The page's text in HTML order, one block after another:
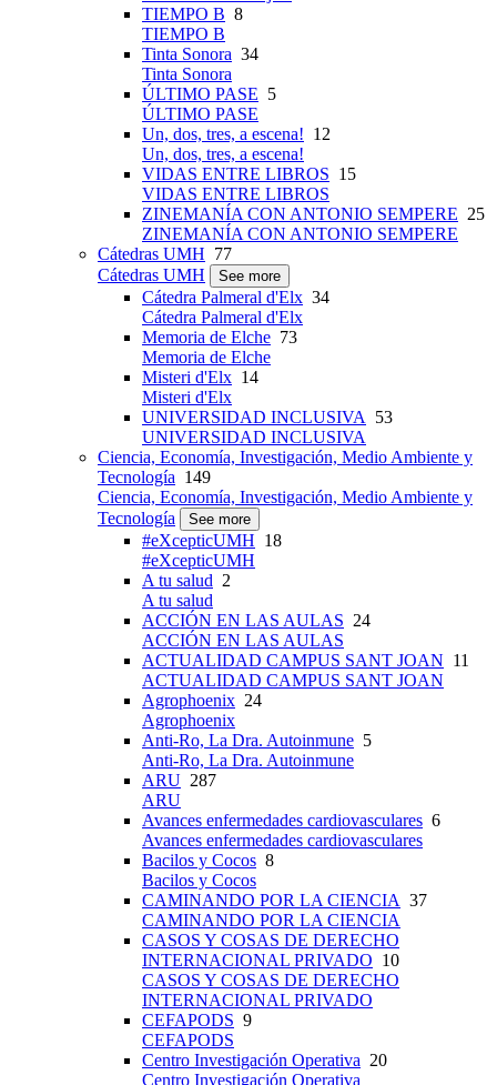
TIEMPO B 8
TIEMPO B
Tinta Sonora 34
Tinta Sonora
ÚLTIMO PASE 5
ÚLTIMO PASE
Un, dos, tres, a escena! 12
Un, dos, tres, a escena!
VIDAS ENTRE LIBROS 15
VIDAS ENTRE LIBROS
ZINEMANÍA CON ANTONIO SEMPERE 25
ZINEMANÍA CON ANTONIO SEMPERE
Cátedras UMH 77
Cátedras UMH
See more
Cátedra Palmeral d'Elx 34
Cátedra Palmeral d'Elx
Memoria de Elche 73
Memoria de Elche
Misteri d'Elx 14
Misteri d'Elx
UNIVERSIDAD INCLUSIVA 53
UNIVERSIDAD INCLUSIVA
Ciencia, Economía, Investigación, Medio Ambiente y
Tecnología 149
Ciencia, Economía, Investigación, Medio Ambiente y
Tecnología
See more
#eXcepticUMH 18
#eXcepticUMH
A tu salud 2
A tu salud
ACCIÓN EN LAS AULAS 24
ACCIÓN EN LAS AULAS
ACTUALIDAD CAMPUS SANT JOAN 11
ACTUALIDAD CAMPUS SANT JOAN
Agrophoenix 24
Agrophoenix
Anti-Ro, La Dra. Autoinmune 5
Anti-Ro, La Dra. Autoinmune
ARU 287
ARU
Avances enfermedades cardiovasculares 6
Avances enfermedades cardiovasculares
Bacilos y Cocos 8
Bacilos y Cocos
CAMINANDO POR LA CIENCIA 37
CAMINANDO POR LA CIENCIA
CASOS Y COSAS DE DERECHO
INTERNACIONAL PRIVADO 10
CASOS Y COSAS DE DERECHO
INTERNACIONAL PRIVADO
CEFAPODS 9
CEFAPODS
Centro Investigación Operativa 20
Centro Investigación Operativa